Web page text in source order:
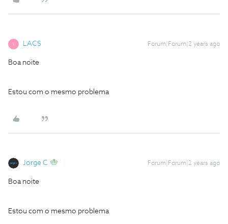
LACS Forum|Forum|2 years ago
Boa noite
Estou com o mesmo problema
Jorge C Forum|Forum|2 years ago
Boa noite
Estou com o mesmo problema